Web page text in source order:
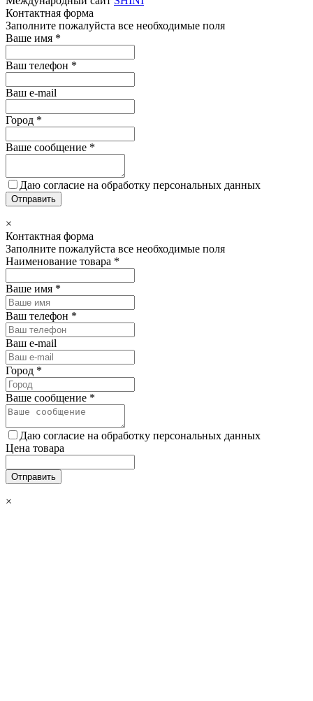
Контактная форма
Заполните пожалуйста все необходимые поля
Ваше имя *
Ваш телефон *
Ваш e-mail
Город *
Ваше сообщение *
Даю согласие на обработку персональных данных
Отправить
×
Контактная форма
Заполните пожалуйста все необходимые поля
Наименование товара *
Ваше имя *
Ваш телефон *
Ваш e-mail
Город *
Ваше сообщение *
Даю согласие на обработку персональных данных
Цена товара
Отправить
×